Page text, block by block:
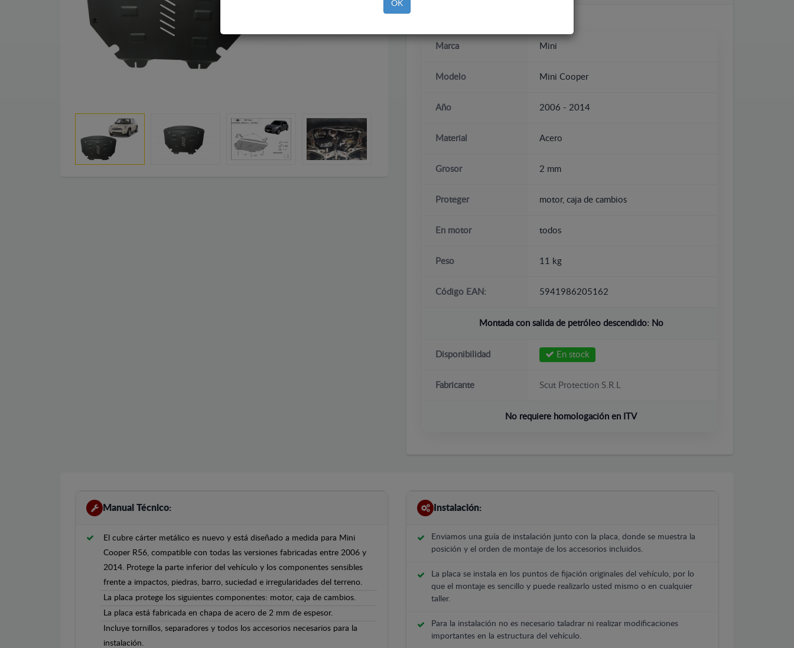
Marca Mini
Modelo Mini Cooper
Año 2006 - 2014
Material Acero
Grosor 2 mm
Proteger motor, caja de cambios
En motor todos
Peso 11 kg
Código EAN: 5941986205162
Montada con salida de petróleo descendido: No
Disponibilidad En stock
Fabricante Scut Protection S.R.L
No requiere homologación en ITV
Manual Técnico:
El cubre cárter metálico es nuevo y está diseñado a medida para Mini
Cooper R56, compatible con todas las versiones fabricadas entre 2006 y
2014. Protege la parte inferior del vehículo y los componentes sensibles
frente a impactos, piedras, barro, suciedad e irregularidades del terreno.
La placa protege los siguientes componentes: motor, caja de cambios.
La placa está fabricada en chapa de acero de 2 mm de espesor.
Incluye tornillos, separadores y todos los accesorios necesarios para la
instalación.
Instalación:
Enviamos una guía de instalación junto con la placa, donde se muestra la
posición y el orden de montaje de los accesorios incluidos.
La placa se instala en los puntos de fijación originales del vehículo, por lo
que el montaje es sencillo y puede realizarlo usted mismo o en cualquier
taller.
Para la instalación no es necesario taladrar ni realizar modificaciones
importantes en la estructura del vehículo.
OK